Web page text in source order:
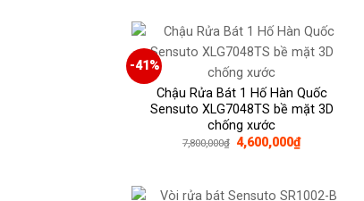
-41%
Chậu Rửa Bát 1 Hố Hàn Quốc
Sensuto XLG7048TS bề mặt 3D
chống xước
7,800,000₫ Giá
gốc
4,600,000₫Giá
hiện
4,600,000₫.